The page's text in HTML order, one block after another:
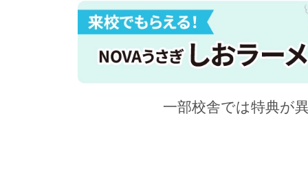
一部校舎では特典が